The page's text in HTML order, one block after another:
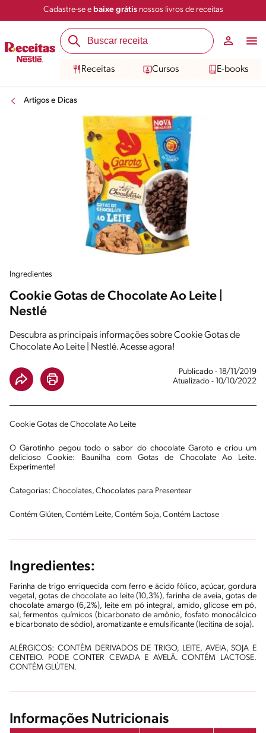
Cadastre-se e baixe grátisnossos livros de receitas
Receitas Cursos E-books
Artigos e Dicas
Ingredientes
Cookie Gotas de Chocolate Ao Leite |
Nestlé
Descubra as principais informações sobre Cookie Gotas de
Chocolate Ao Leite | Nestlé. Acesse agora!
Publicado - 18/11/2019
Atualizado - 10/10/2022
Cookie Gotas de Chocolate Ao Leite
O Garotinho pegou todo o sabor do chocolate Garoto e criou um
delicioso Cookie: Baunilha com Gotas de Chocolate Ao Leite.
Experimente!
Categorias: Chocolates, Chocolates para Presentear
Contém Glúten, Contém Leite, Contém Soja, Contém Lactose
Ingredientes:
Farinha de trigo enriquecida com ferro e ácido fólico, açúcar, gordura
vegetal, gotas de chocolate ao leite (10,3%), farinha de aveia, gotas de
chocolate amargo (6,2%), leite em pó integral, amido, glicose em pó,
sal, fermentos químicos (bicarbonato de amônio, fosfato monocálcico
e bicarbonato de sódio), aromatizante e emulsificante (lecitina de soja).
ALÉRGICOS: CONTÉM DERIVADOS DE TRIGO, LEITE, AVEIA, SOJA E
CENTEIO. PODE CONTER CEVADA E AVELÃ. CONTÉM LACTOSE.
CONTÉM GLÚTEN.
Informações Nutricionais